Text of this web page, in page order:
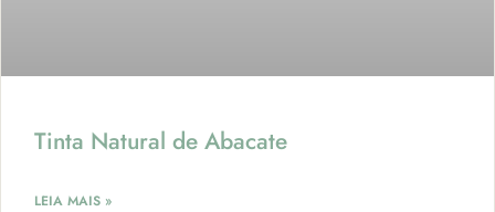
Tinta Natural de Abacate
LEIA MAIS »